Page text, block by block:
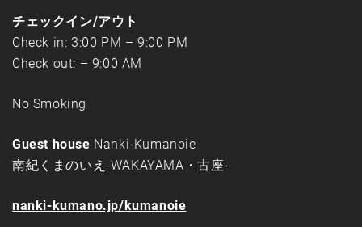
チェックイン/アウト
Check in: 3:00 PM – 9:00 PM
Check out: – 9:00 AM
No Smoking
Guest house Nanki-Kumanoie
南紀くまのいえ-WAKAYAMA・古座-
nanki-kumano.jp/kumanoie